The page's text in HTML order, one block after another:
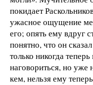
покидает
ужасное ощущение
его; опять ему вдруг
понятно, что он
только никогда
наговориться, но уже
кем, нельзя ему